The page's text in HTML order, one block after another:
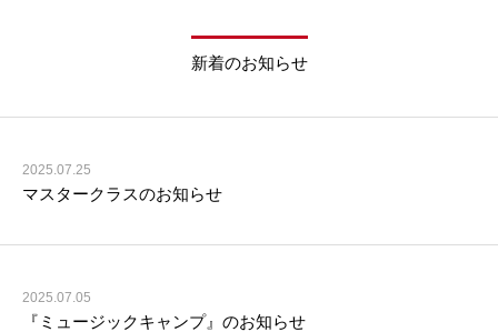
新着のお知らせ
2025.07.25
マスタークラスのお知らせ
2025.07.05
『ミュージックキャンプ』のお知らせ